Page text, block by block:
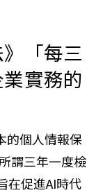
「每三
的個人情報保